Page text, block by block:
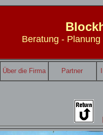
Beratung -
Über die Firma Partner